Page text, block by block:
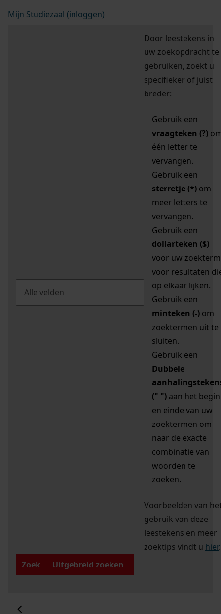
Mijn Studiezaal (inloggen)
Door leestekens in
uw zoekopdracht te
gebruiken, zoekt u
specifieker of juist
breder:
Gebruik een
vraagteken (?)
één letter te
vervangen.
Gebruik een
sterretje (*) om
meer letters te
vervangen.
Gebruik een
dollarteken ($)
voor uw zoekterm
voor resultaten
op elkaar lijken.
Gebruik een
minteken (-) om
zoektermen uit te
sluiten.
Gebruik een
Dubbele
(" ") aan het begin
en einde van uw
zoektermen om
naar de exacte
combinatie van
woorden te
zoeken.
Voorbeelden van
gebruik van deze
leestekens en meer
zoektips vindt u hier.
Zoek
Uitgebreid zoeken